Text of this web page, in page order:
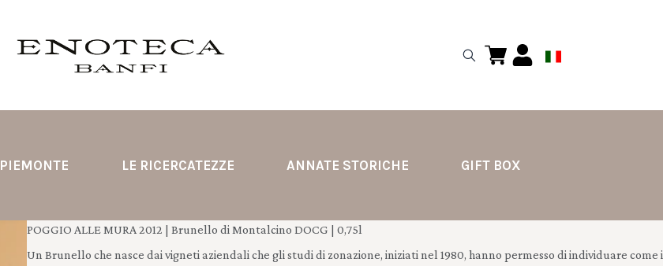
PIEMONTE LE RICERCATEZZE ANNATE STORICHE GIFT BOX
POGGIO ALLE MURA 2012 | Brunello di Montalcino DOCG | 0,75l
Un Brunello che nasce dai vigneti aziendali che gli studi di zonazione, iniziati nel 1980, hanno permesso di individuare come i